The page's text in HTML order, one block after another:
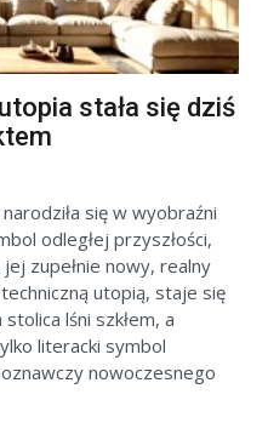
stała się dziś
się w wyobraźni
odległej przyszłości,
zupełnie nowy, realny
utopią, staje się
lśni szkłem, a
literacki symbol
nowoczesnego